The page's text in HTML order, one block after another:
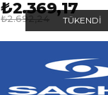
TÜKENDI
₺2.369,17
₺2.692,24